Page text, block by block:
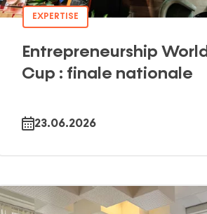
EXPERTISE
Entrepreneurship World
Cup : finale nationale
23.06.2026